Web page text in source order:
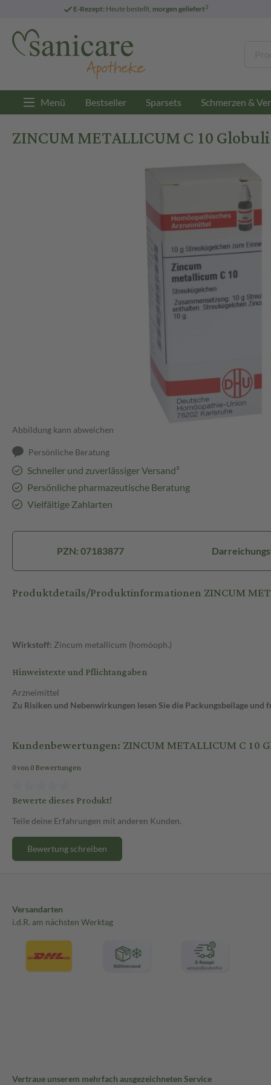
E-Rezept: Heute bestellt, morgen geliefert3
Menü Bestseller Sparsets Schmerzen &
ZINCUM METALLICUM C 10
Abbildung kann abweichen
Persönliche Beratung
Schneller und zuverlässiger Versand³
Persönliche pharmazeutische Beratung
Vielfältige Zahlarten
PZN: 07183877
Produktdetails/Produktinformationen ZINCUM
Wirkstoff: Zincum metallicum (homöoph.)
Hinweistexte und Pflichtangaben
Arzneimittel
Zu Risiken und Nebenwirkungen lesen Sie die Packungsbeilage
Kundenbewertungen: ZINCUM METALLICUM C 10
0 von 0 Bewertungen
Bewerte dieses Produkt!
Teile deine Erfahrungen mit anderen Kunden.
Bewertung schreiben
Versandarten
i.d.R. am nächsten Werktag
Vertraue unserem mehrfach ausgezeichneten Service